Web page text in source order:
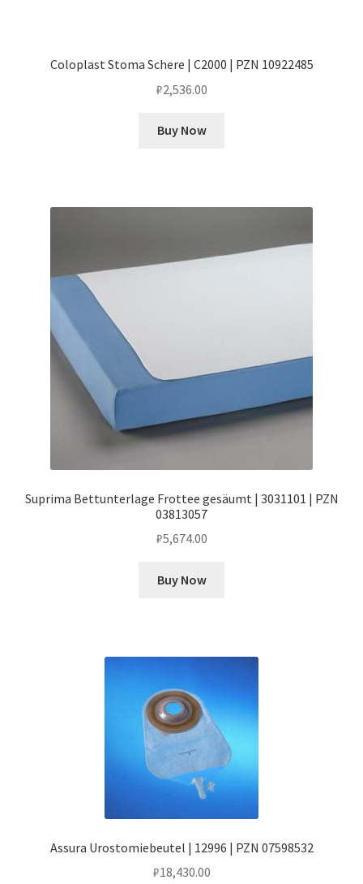
Coloplast Stoma Schere | C2000 | PZN 10922485
₽2,536.00
Buy Now
Suprima Bettunterlage Frottee gesäumt | 3031101 | PZN
03813057
₽5,674.00
Buy Now
Assura Urostomiebeutel | 12996 | PZN 07598532
₽18,430.00